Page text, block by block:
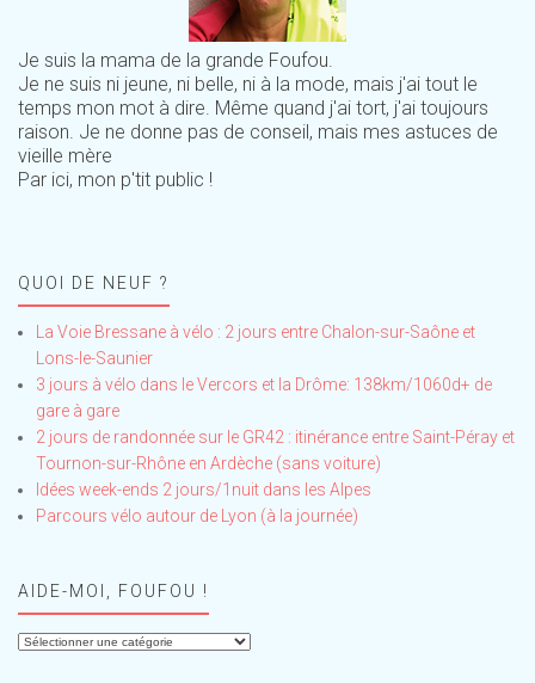
Je suis la mama de la grande Foufou.
Je ne suis ni jeune, ni belle, ni à la mode, mais j'ai tout le
temps mon mot à dire. Même quand j'ai tort, j'ai toujours
raison. Je ne donne pas de conseil, mais mes astuces de
vieille mère
Par ici, mon p'tit public !
QUOI DE NEUF ?
La Voie Bressane à vélo : 2 jours entre Chalon-sur-Saône et
Lons-le-Saunier
3 jours à vélo dans le Vercors et la Drôme: 138km/1060d+ de
gare à gare
2 jours de randonnée sur le GR42 : itinérance entre Saint-Péray et
Tournon-sur-Rhône en Ardèche (sans voiture)
Idées week-ends 2 jours/1nuit dans les Alpes
Parcours vélo autour de Lyon (à la journée)
AIDE-MOI, FOUFOU !
Aide-